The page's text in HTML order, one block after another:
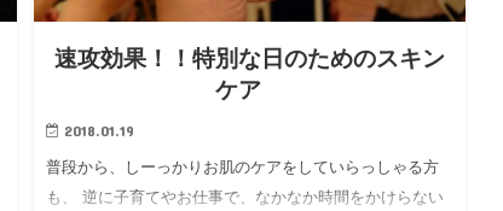
速攻効果！！特別な日のためのスキン
ケア
2018.01.19
普段から、しーっかりお肌のケアをしていらっしゃる方
も、 逆に子育てやお仕事で、なかなか時間をかけらない